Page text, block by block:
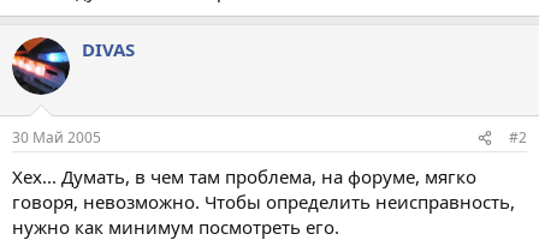
DIVAS
30 Май 2005 #2
Хех... Думать, в чем там проблема, на форуме, мягко
говоря, невозможно. Чтобы определить неисправность,
нужно как минимум посмотреть его.